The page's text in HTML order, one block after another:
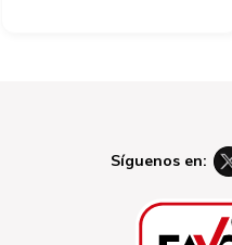
Síguenos en: